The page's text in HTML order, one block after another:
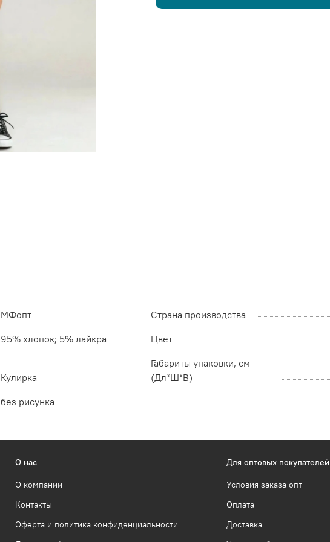
МФопт Страна производства
95% хлопок; 5% лайкра Цвет
Кулирка
Габариты упаковки, см
(Дл*Ш*В)
без рисунка
О нас
О компании
Контакты
Оферта и политика конфиденциальности
Для оптовых покупателей
Условия заказа опт
Оплата
Доставка